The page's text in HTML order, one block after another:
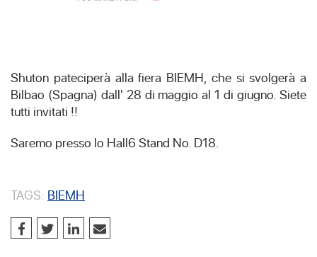
Shuton pateciperà alla fiera BIEMH, che si svolgerà a
Bilbao (Spagna) dall' 28 di maggio al 1 di giugno. Siete
tutti invitati !!
Saremo presso lo Hall6 Stand No. D18.
TAGS: BIEMH